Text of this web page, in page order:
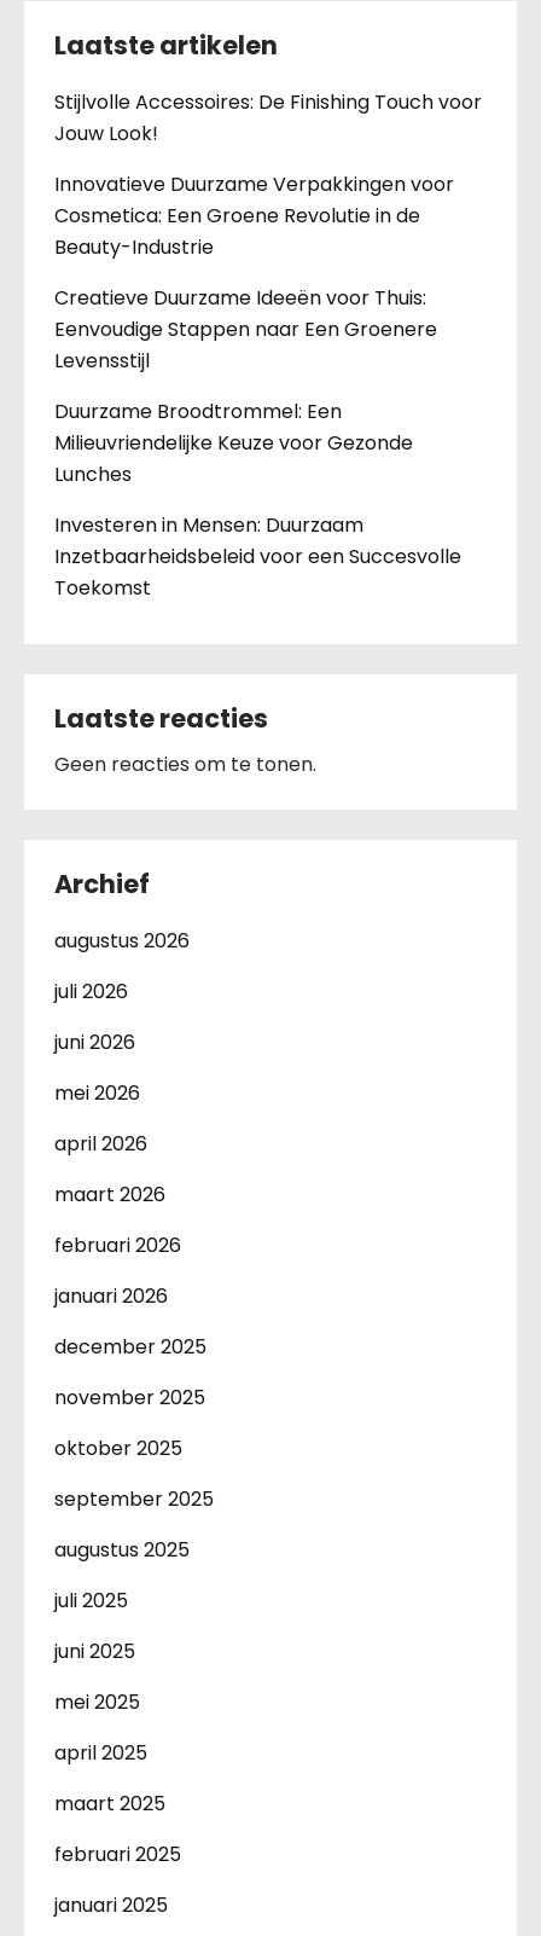
Laatste artikelen
Stijlvolle Accessoires: De Finishing Touch voor
Jouw Look!
Innovatieve Duurzame Verpakkingen voor
Cosmetica: Een Groene Revolutie in de
Beauty-Industrie
Creatieve Duurzame Ideeën voor Thuis:
Eenvoudige Stappen naar Een Groenere
Levensstijl
Duurzame Broodtrommel: Een
Milieuvriendelijke Keuze voor Gezonde
Lunches
Investeren in Mensen: Duurzaam
Inzetbaarheidsbeleid voor een Succesvolle
Toekomst
Laatste reacties
Geen reacties om te tonen.
Archief
augustus 2026
juli 2026
juni 2026
mei 2026
april 2026
maart 2026
februari 2026
januari 2026
december 2025
november 2025
oktober 2025
september 2025
augustus 2025
juli 2025
juni 2025
mei 2025
april 2025
maart 2025
februari 2025
januari 2025